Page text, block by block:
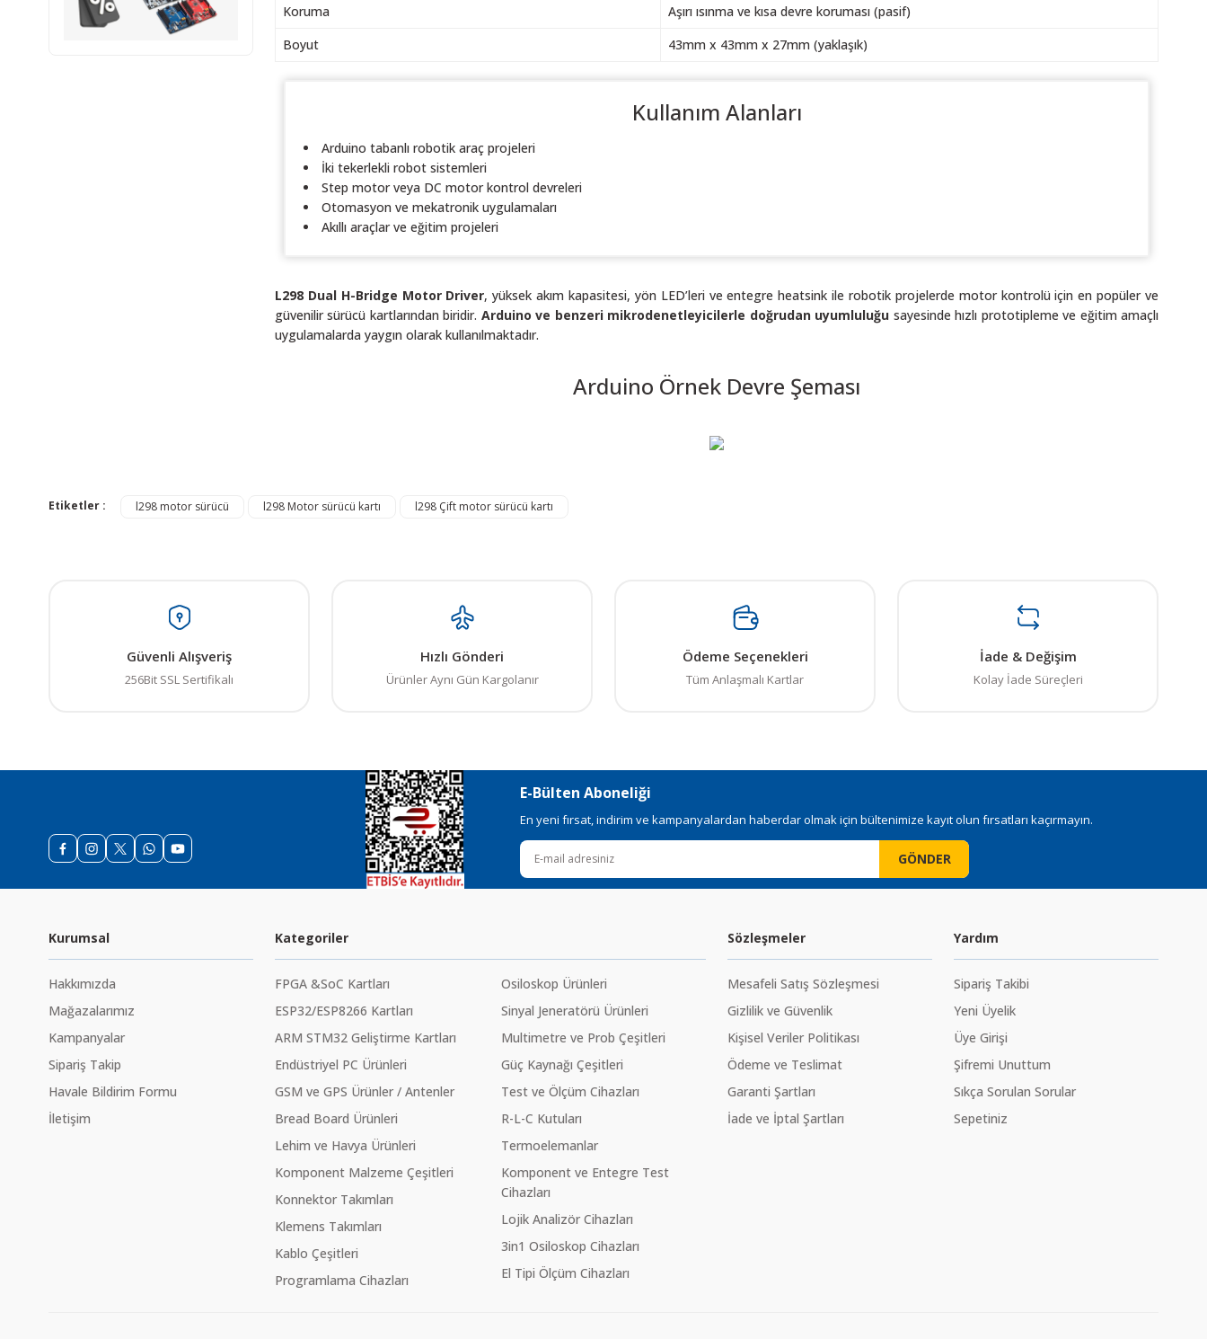
Koruma
Aşırı ısınma ve kısa devre koruması (pasif)
Boyut
43mm x 43mm x 27mm (yaklaşık)
Kullanım Alanları
Arduino tabanlı robotik araç projeleri
İki tekerlekli robot sistemleri
Step motor veya DC motor kontrol devreleri
Otomasyon ve mekatronik uygulamaları
Akıllı araçlar ve eğitim projeleri
L298 Dual H-Bridge Motor Driver, yüksek akım kapasitesi, yön LED’leri ve entegre heatsink ile robotik projelerde motor kontrolü için en popüler ve
güvenilir sürücü kartlarından biridir. Arduino ve benzeri mikrodenetleyicilerle doğrudan uyumluluğu sayesinde hızlı prototipleme ve eğitim amaçlı
uygulamalarda yaygın olarak kullanılmaktadır.
Arduino Örnek Devre Şeması
Ömer Burak Bulat | 08/03/2014
Görüş ve önerileriniz için teşekkür ederiz.
Ürün bilgilerinde hatalar bulunuyor.
Bu ürüne benzer farklı alternatifler olmalı.
Etiketler : l298 motor sürücü l298 Motor sürücü kartı l298 Çift motor sürücü kartı
Güvenli Alışveriş
256Bit SSL Sertifikalı
Hızlı Gönderi
Ürünler Aynı Gün Kargolanır
Ödeme Seçenekleri
Tüm Anlaşmalı Kartlar
İade & Değişim
Kolay İade Süreçleri
E-Bülten Aboneliği
En yeni fırsat, indirim ve kampanyalardan haberdar olmak için bültenimize kayıt olun fırsatları kaçırmayın.
GÖNDER
Kurumsal
Hakkımızda
Mağazalarımız
Kampanyalar
Sipariş Takip
Havale Bildirim Formu
İletişim
Kategoriler
FPGA &SoC Kartları
ESP32/ESP8266 Kartları
ARM STM32 Geliştirme Kartları
Endüstriyel PC Ürünleri
GSM ve GPS Ürünler / Antenler
Bread Board Ürünleri
Lehim ve Havya Ürünleri
Komponent Malzeme Çeşitleri
Konnektor Takımları
Klemens Takımları
Kablo Çeşitleri
Programlama Cihazları
Osiloskop Ürünleri
Sinyal Jeneratörü Ürünleri
Multimetre ve Prob Çeşitleri
Güç Kaynağı Çeşitleri
Test ve Ölçüm Cihazları
R-L-C Kutuları
Termoelemanlar
Komponent ve Entegre Test
Cihazları
Lojik Analizör Cihazları
3in1 Osiloskop Cihazları
El Tipi Ölçüm Cihazları
Sözleşmeler
Mesafeli Satış Sözleşmesi
Gizlilik ve Güvenlik
Kişisel Veriler Politikası
Ödeme ve Teslimat
Garanti Şartları
İade ve İptal Şartları
Yardım
Sipariş Takibi
Yeni Üyelik
Üye Girişi
Şifremi Unuttum
Sıkça Sorulan Sorular
Sepetiniz